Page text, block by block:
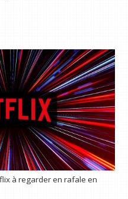
à regarder en rafale en